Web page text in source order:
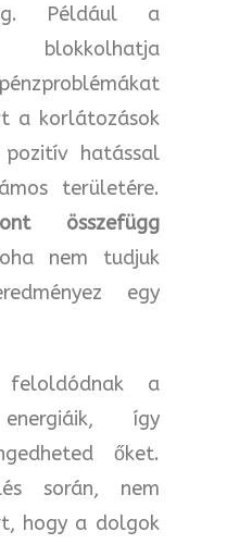
Például a
blokkolhatja
a korlátozások
hatással
területére.
összefügg
nem tudjuk
egy
a
így
őket.
során, nem
hogy a dolgok